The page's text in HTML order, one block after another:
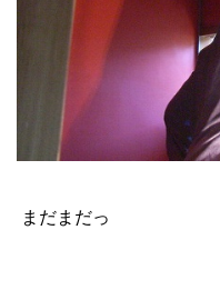
まだまだっ